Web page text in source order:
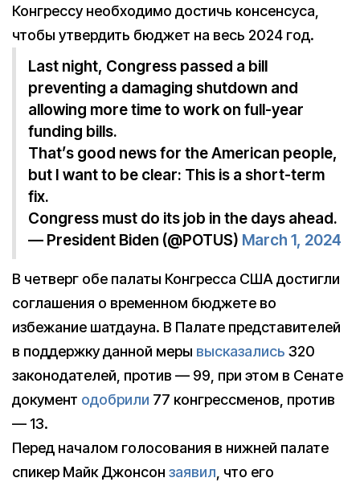
Конгрессу необходимо достичь консенсуса,
чтобы утвердить бюджет на весь 2024 год.
Last night, Congress passed a bill
preventing a damaging shutdown and
allowing more time to work on full-year
funding bills.
That’s good news for the American people,
but I want to be clear: This is a short-term
fix.
Congress must do its job in the days ahead.
— President Biden (@POTUS) March 1, 2024
В четверг обе палаты Конгресса США достигли
соглашения о временном бюджете во
избежание шатдауна. В Палате представителей
в поддержку данной меры высказались 320
законодателей, против — 99, при этом в Сенате
документ одобрили 77 конгрессменов, против
— 13.
Перед началом голосования в нижней палате
спикер Майк Джонсон заявил, что его